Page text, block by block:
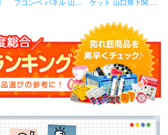
フコンペ パネル 山...
ケット 山口県下関 ...